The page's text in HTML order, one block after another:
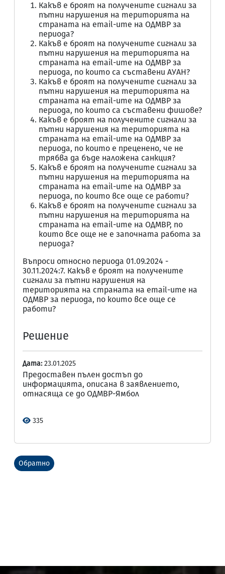
Какъв е броят на получените сигнали за
пътни нарушения на територията на
страната на email-ите на ОДМВР за
периода?
Какъв е броят на получените сигнали за
пътни нарушения на територията на
страната на email-ите на ОДМВР за
периода, по които са съставени АУАН?
Какъв е броят на получените сигнали за
пътни нарушения на територията на
страната на email-ите на ОДМВР за
периода, по които са съставени фишове?
Какъв е броят на получените сигнали за
пътни нарушения на територията на
страната на email-ите на ОДМВР за
периода, по които е преценено, че не
трябва да бъде наложена санкция?
Какъв е броят на получените сигнали за
пътни нарушения на територията на
страната на email-ите на ОДМВР за
периода, по които все още се работи?
Какъв е броят на получените сигнали за
пътни нарушения на територията на
страната на email-ите на ОДМВР, по
които все още не е започната работа за
периода?
Въпроси относно периода 01.09.2024 -
30.11.2024:7. Какъв е броят на получените
сигнали за пътни нарушения на
територията на страната на email-ите на
ОДМВР за периода, по които все още се
работи?
Решение
Дата: 23.01.2025
Предоставен пълен достъп до
информацията, описана в заявлението,
отнасяща се до ОДМВР-Ямбол
335
Обратно